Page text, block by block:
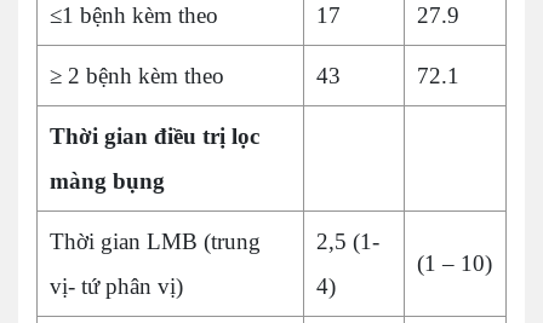
≤1 bệnh kèm theo 17 27.9
≥ 2 bệnh kèm theo 43 72.1
Thời gian điều trị lọc
màng bụng
Thời gian LMB (trung
vị- tứ phân vị)
2,5 (1-
4)
(1 – 10)